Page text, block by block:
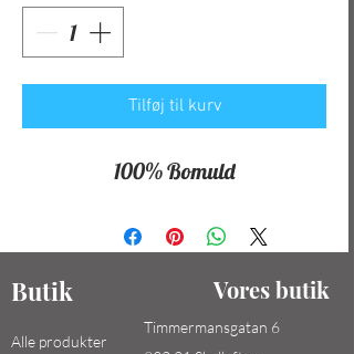
Tilføj til kurv
100% Bomuld
Butik Vores butik
Alle produkter
Timmermansgatan 6